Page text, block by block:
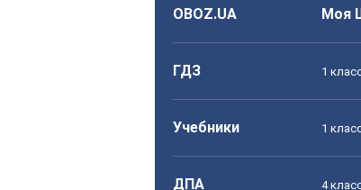
OBOZ.UA Моя
ГДЗ 1
Учебники 1
ДПА 4